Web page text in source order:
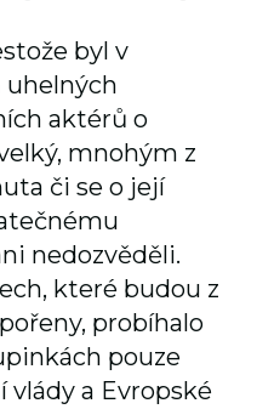
byl v
uhelných
aktérů o
mnohým z
či se o její
nedozvěděli.
které budou z
probíhalo
pouze
a Evropské